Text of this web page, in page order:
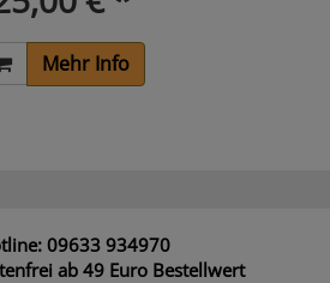
Mehr Info
09633 934970
ab 49 Euro Bestellwert